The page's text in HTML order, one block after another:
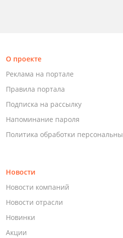
О проекте
Реклама на портале
Правила портала
Подписка на рассылку
Напоминание пароля
Политика обработки
Новости
Новости компаний
Новости отрасли
Новинки
Акции